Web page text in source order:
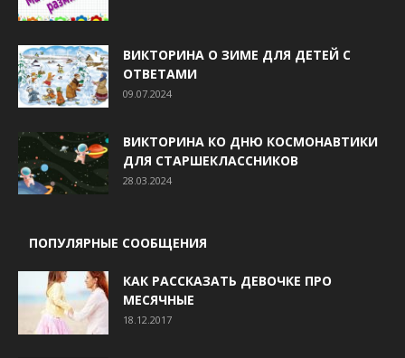
ВИКТОРИНА О ЗИМЕ ДЛЯ ДЕТЕЙ С
ОТВЕТАМИ
09.07.2024
ВИКТОРИНА КО ДНЮ КОСМОНАВТИКИ
ДЛЯ СТАРШЕКЛАССНИКОВ
28.03.2024
ПОПУЛЯРНЫЕ СООБЩЕНИЯ
КАК РАССКАЗАТЬ ДЕВОЧКЕ ПРО
МЕСЯЧНЫЕ
18.12.2017